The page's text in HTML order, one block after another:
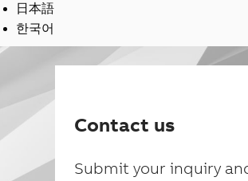
日本語
한국어
Contact us
Submit your inquiry